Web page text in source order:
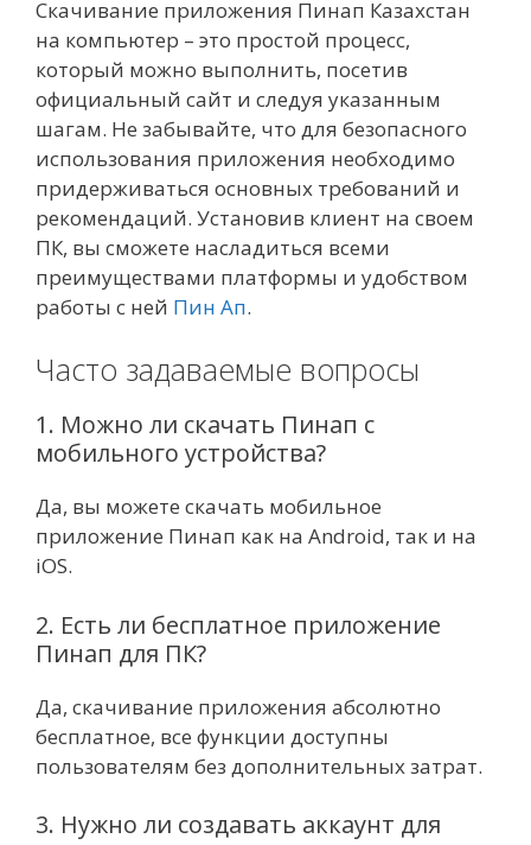
Скачивание приложения Пинап Казахстан
на компьютер – это простой процесс,
который можно выполнить, посетив
официальный сайт и следуя указанным
шагам. Не забывайте, что для безопасного
использования приложения необходимо
придерживаться основных требований и
рекомендаций. Установив клиент на своем
ПК, вы сможете насладиться всеми
преимуществами платформы и удобством
работы с ней Пин Ап.
Часто задаваемые вопросы
1. Можно ли скачать Пинап с
мобильного устройства?
Да, вы можете скачать мобильное
приложение Пинап как на Android, так и на
iOS.
2. Есть ли бесплатное приложение
Пинап для ПК?
Да, скачивание приложения абсолютно
бесплатное, все функции доступны
пользователям без дополнительных затрат.
3. Нужно ли создавать аккаунт для